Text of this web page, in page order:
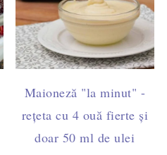
Maioneză "la minut" -
rețeta cu 4 ouă fierte și
doar 50 ml de ulei